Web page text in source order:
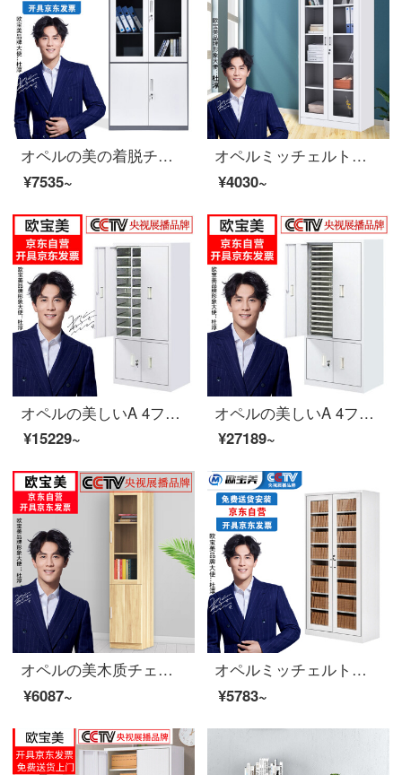
オペルの美の着脱チェイストの資料の箱の書類棚の鋼製の鉄の皮の箱の大きいものの箱の1850*900*400
¥7535~
オペルミッチェルトオフィスキャビネット鋼製のブリーフィングキャビネットのアーカイブキャビネットの棚には、キャビネット全体のガラスのチェイストがあります。
¥4030~
オペルの美しいA 4ファイルの整理棚の事務室のチェストの収納棚の領収書の箱の鉄の皮の箱の18は枠を引き出して扉を持ちます
¥15229~
オペルの美しいA 4ファイルの整理棚の事務室のチェストの収納棚の領収書の箱の鉄の皮の箱の90は引き出して段が扉を持つことを持ちます
¥27189~
オペルの美木质チェイスト简约现代ガラス书棚自由组合チェイストオフィス书棚アーカイブキャビネットの収納棚の上と下の二つのタイプ400*320*1800
¥6087~
オペルミッチェルトオフィスキャビネット鋼製のブリーフィングキャビネットの資料棚のアーカイブキャビネット
¥5783~